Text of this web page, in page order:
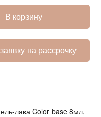
В корзину
на рассрочку
лака Color base 8мл,